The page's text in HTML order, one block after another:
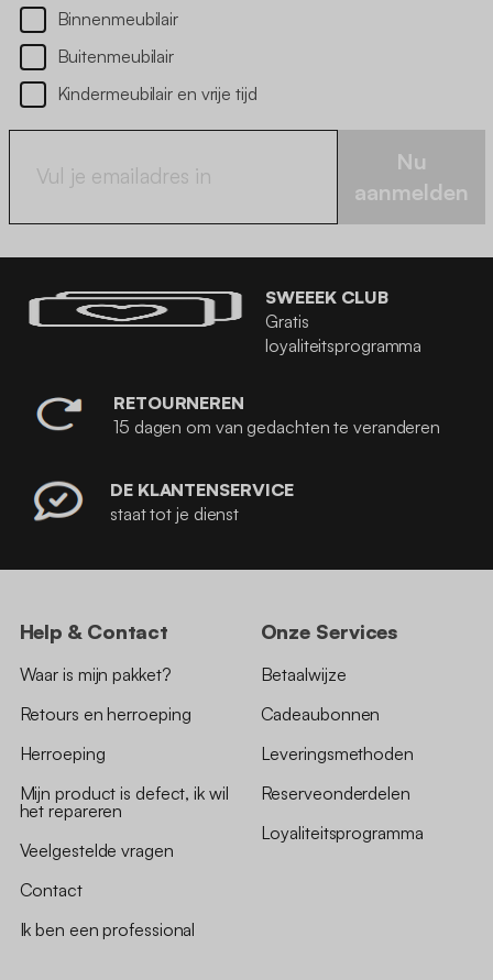
Binnenmeubilair
Buitenmeubilair
Kindermeubilair en vrije tijd
Nu
aanmelden
SWEEEK CLUB
Gratis
loyaliteitsprogramma
RETOURNEREN
15 dagen om van gedachten te veranderen
DE KLANTENSERVICE
staat tot je dienst
Help & Contact
Waar is mijn pakket?
Retours en herroeping
Herroeping
Mijn product is defect, ik wil
het repareren
Veelgestelde vragen
Contact
Ik ben een professional
Onze Services
Betaalwijze
Cadeaubonnen
Leveringsmethoden
Reserveonderdelen
Loyaliteitsprogramma